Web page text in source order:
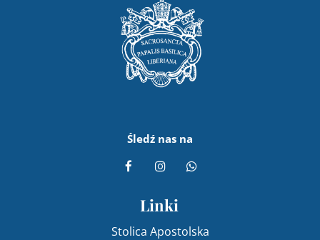
Śledź nas na
Linki
Stolica Apostolska